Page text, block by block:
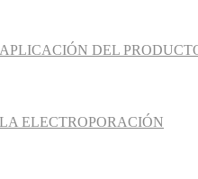
APLICACIÓN DEL
LA ELECTROPORACIÓN